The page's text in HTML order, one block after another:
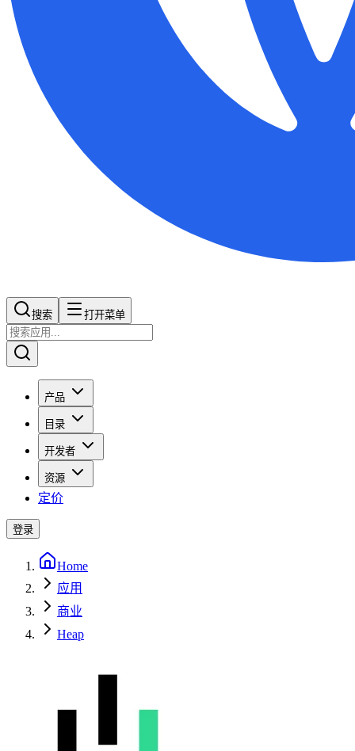
搜索​​​​ 打开菜单
产品
目录
开发者
资源
定价
登录
Home
应用
商业
Heap